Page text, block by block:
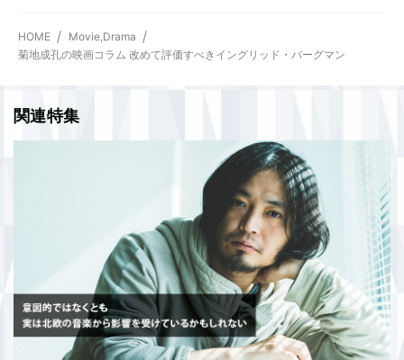
HOME
Movie,Drama
菊地成孔の映画コラム 改めて評価すべきイングリッド・バーグマン
関連特集